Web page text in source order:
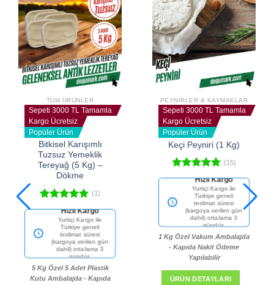
TÜM ÜRÜNLER
Sepeti 3000 TL Tamamla
Kargo Ücretsiz
Popüler Ürün
Bitkisel Karışımlı
Tuzsuz Yemeklik
Tereyağ (5 Kg) –
Dökme
5 üzerinden
oy
aldı
(1)
Fiyat Garantisi
Aynı kalitede daha
iyi fiyat yok.
5 Kg Özel 5 Adet Plastik
Kutu Ambalajda - Kapıda
PEYNIRLER & KAYMAKLAR
Sepeti 3000 TL Tamamla
Kargo Ücretsiz
Popüler Ürün
Keçi Peyniri (1 Kg)
5 üzerinden
oy
aldı
(15)
Fiyat Garantisi
Aynı kalitede daha
iyi fiyat yok.
1 Kg Özel Vakum Ambalajda
- Kapıda Nakit Ödeme
Yapılabilir
ÜRÜN DETAYLARI